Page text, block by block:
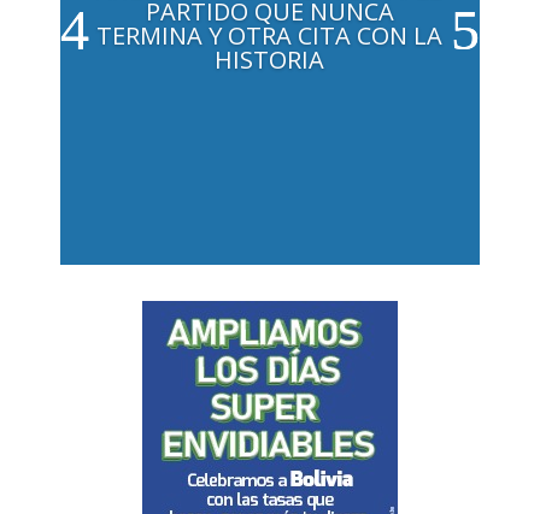
PARTIDO QUE NUNCA
TERMINA Y OTRA CITA CON LA
HISTORIA